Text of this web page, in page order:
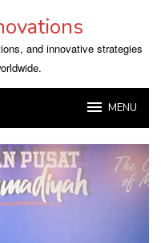
and innovative strategies
MENU